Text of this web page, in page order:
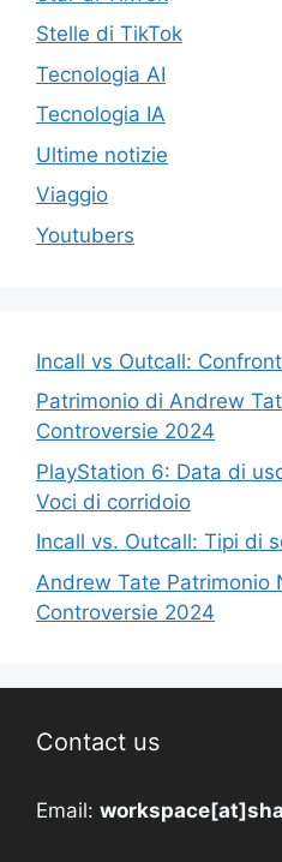
Stelle di TikTok
Tecnologia AI
Tecnologia IA
Ultime notizie
Viaggio
Youtubers
Incall vs Outcall:
Patrimonio di Andrew
Controversie 2024
PlayStation 6: Data di
Voci di corridoio
Incall vs. Outcall: Tipi di
Andrew Tate Patrimonio
Controversie 2024
Contact us
Email: